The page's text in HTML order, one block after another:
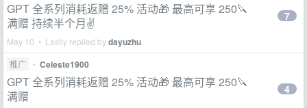
GPT 全系列消耗返赠 25% 活动🎁 最高可享 250🔪
满赠 持续半个月✌️
May 10 • Lastly replied bydayuzhu
7
推广 • Celeste1900
GPT 全系列消耗返赠 25% 活动🎁 最高可享 250🔪
满赠
4